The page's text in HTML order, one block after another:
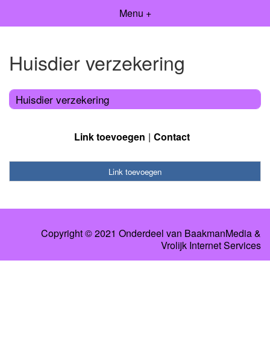
Menu +
Huisdier verzekering
Huisdier verzekering
Link toevoegen Contact
Link toevoegen
Copyright © 2021 Onderdeel van BaakmanMedia&
Vrolijk Internet Services